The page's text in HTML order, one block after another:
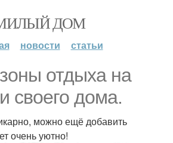
ДОМ
новости статьи
отдыха на
своего дома.
можно ещё добавить
очень уютно!